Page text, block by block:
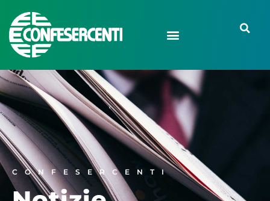
CONFESERCENTI